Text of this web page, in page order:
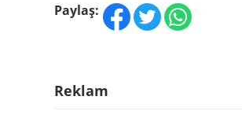
Paylaş:
Reklam